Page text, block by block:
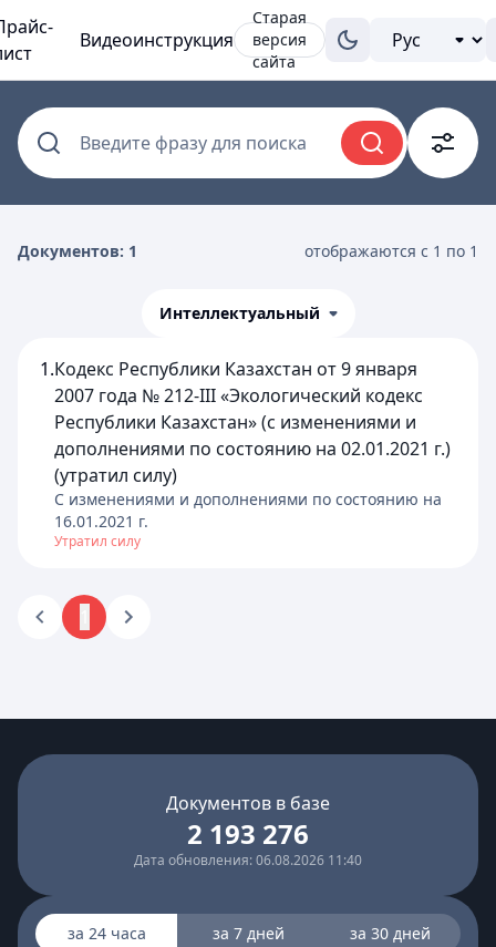
Видеоинструкция
Старая
версия
сайта
Введите фразу для поиска
Документов: 1 отображаются с 1 по 1
Интеллектуальный
1.Кодекс Республики Казахстан от 9 января
2007 года № 212-III «Экологический кодекс
Республики Казахстан» (с изменениями и
дополнениями по состоянию на 02.01.2021 г.)
(утратил силу)
C изменениями и дополнениями по состоянию на
16.01.2021 г.
Утратил силу
Документов в базе
2 193 276
Дата обновления: 06.08.2026 11:40
за 24 часа за 7 дней за 30 дней